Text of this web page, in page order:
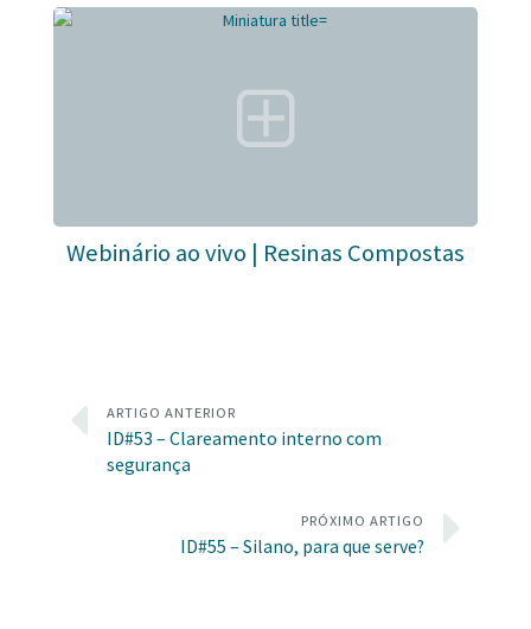
Webinário ao vivo | Resinas Compostas
ARTIGO ANTERIOR
ID#53 – Clareamento interno com
segurança
PRÓXIMO ARTIGO
ID#55 – Silano, para que serve?